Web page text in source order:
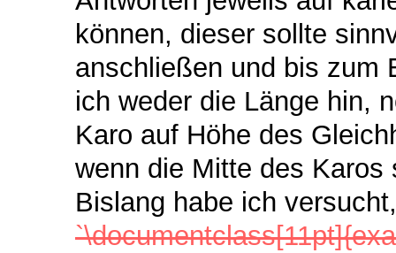
können, dieser sollte
anschließen und bis zum
ich weder die Länge hin,
Karo auf Höhe des
wenn die Mitte des Karos
Bislang habe ich